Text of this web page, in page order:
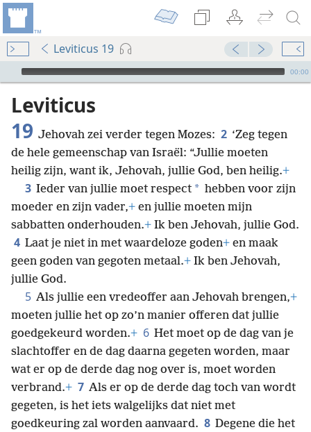
Leviticus 19
Audio Player
00:00
Leviticus
19 Jehovah zei verder tegen Mozes: 2 ‘Zeg tegen
de hele gemeenschap van Israël: “Jullie moeten
heilig zijn, want ik, Jehovah, jullie God, ben heilig.+
3 Ieder van jullie moet respect * hebben voor zijn
moeder en zijn vader,+ en jullie moeten mijn
sabbatten onderhouden.+ Ik ben Jehovah, jullie God.
4 Laat je niet in met waardeloze goden+ en maak
geen goden van gegoten metaal.+ Ik ben Jehovah,
jullie God.
5 Als jullie een vredeoffer aan Jehovah brengen,+
moeten jullie het op zo’n manier offeren dat jullie
goedgekeurd worden.+ 6 Het moet op de dag van je
slachtoffer en de dag daarna gegeten worden, maar
wat er op de derde dag nog over is, moet worden
verbrand.+ 7 Als er op de derde dag toch van wordt
gegeten, is het iets walgelijks dat niet met
goedkeuring zal worden aanvaard. 8 Degene die het